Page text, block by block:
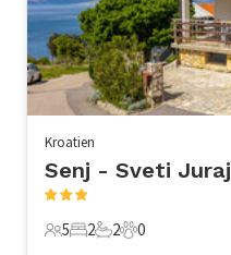
Kroatien
Senj - Sveti Juraj
5 Gäste
5
2 Schlafzimmer
2
2 Badezimmer
2
0 Haustiere
0